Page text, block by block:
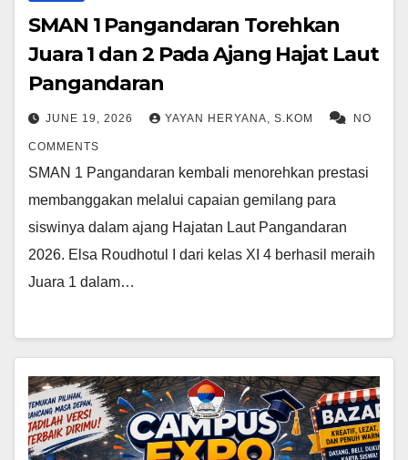
SMAN 1 Pangandaran Torehkan
Juara 1 dan 2 Pada Ajang Hajat Laut
Pangandaran
JUNE 19, 2026 YAYAN HERYANA, S.KOM NO
COMMENTS
SMAN 1 Pangandaran kembali menorehkan prestasi
membanggakan melalui capaian gemilang para
siswinya dalam ajang Hajatan Laut Pangandaran
2026. Elsa Roudhotul I dari kelas XI 4 berhasil meraih
Juara 1 dalam…